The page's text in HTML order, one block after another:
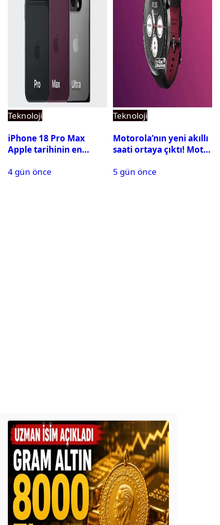
Teknoloji
iPhone 18 Pro Max
Apple tarihinin en
4 gün önce
Teknoloji
Motorola’nın yeni akıllı
saati ortaya çıktı! Moto
görüntülendi
5 gün önce